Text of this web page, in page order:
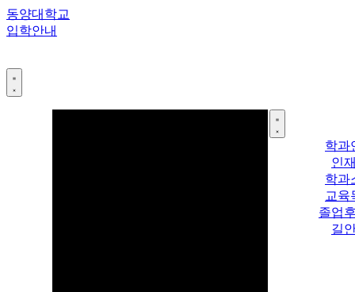
콘
텐
건
너
동양대학교
입학안내
학과
인
학과
교육
졸업
길